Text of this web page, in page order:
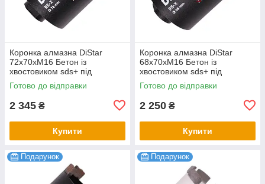
Коронка алмазна DiStar
72x70хМ16 Бетон із
хвостовиком sds+ під
свердло
Готово до відправки
2 345 ₴
Купити
Коронка алмазна DiStar
68x70хМ16 Бетон із
хвостовиком sds+ під
свердло
Готово до відправки
2 250 ₴
Купити
Подарунок Подарунок